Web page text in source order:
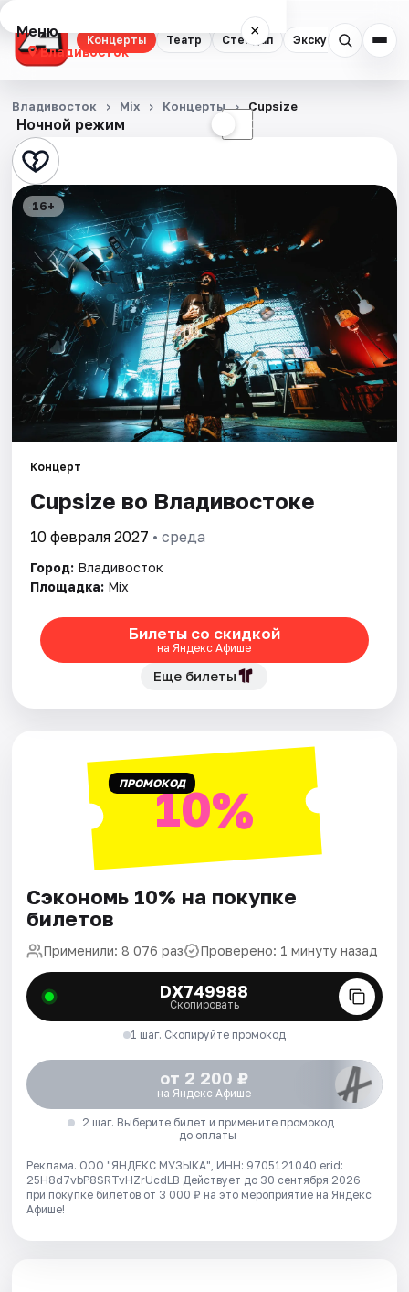
Концерты Театр Стендап Экскурсии
Меню ×
Владивосток
Концерты
Театр
Стендап
Экскурсии
Спорт
События
Города
Площадки
Рейтинги
Ночной режим ☾
Владивосток Mix Концерты Cupsize
16+
Концерт
Cupsize во Владивостоке
10 февраля 2027 • среда
Город: Владивосток
Площадка: Mix
Билеты со скидкой
на Яндекс Афише
Еще билеты
ПРОМОКОД10%
Сэкономь 10% на покупке
билетов
Применили: 8 076 раз Проверено: 1 минуту назад
DX749988
Скопировать
1 шаг. Скопируйте промокод
от 2 200 ₽
на Яндекс Афише
2 шаг. Выберите билет и примените промокод
до оплаты
Реклама. ООО "ЯНДЕКС МУЗЫКА", ИНН: 9705121040 erid:
25H8d7vbP8SRTvHZrUcdLB Действует до 30 сентября 2026
при покупке билетов от 3 000 ₽ на это мероприятие на Яндекс
Афише!